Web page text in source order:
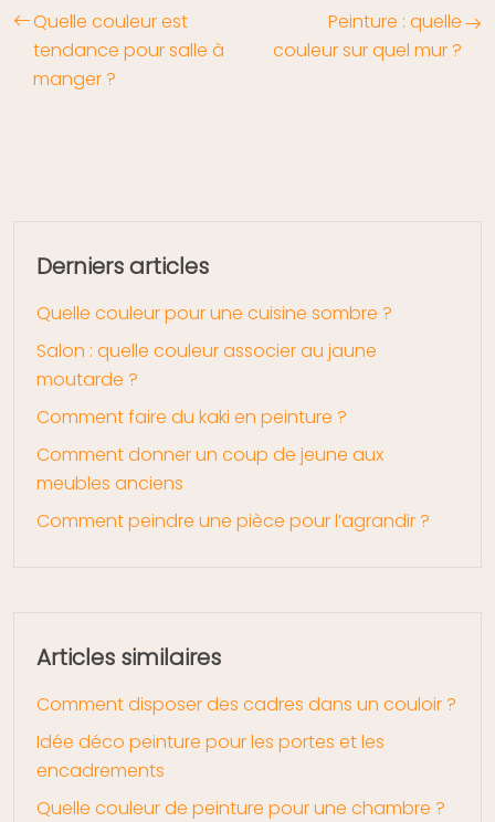
Quelle couleur est
tendance pour salle à
manger ?
Peinture : quelle
couleur sur quel mur ?
Derniers articles
Quelle couleur pour une cuisine sombre ?
Salon : quelle couleur associer au jaune
moutarde ?
Comment faire du kaki en peinture ?
Comment donner un coup de jeune aux
meubles anciens
Comment peindre une pièce pour l’agrandir ?
Articles similaires
Comment disposer des cadres dans un couloir ?
Idée déco peinture pour les portes et les
encadrements
Quelle couleur de peinture pour une chambre ?